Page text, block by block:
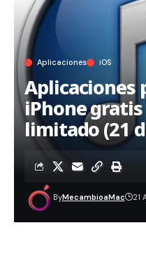
Aplicaciones iOS
Aplicaciones
iPhone
limitado (21
ByMecambioaMac 21